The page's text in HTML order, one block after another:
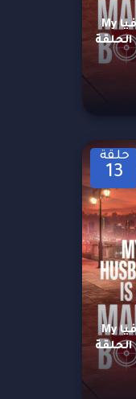
مسلسل زوجي زعيم مافيا My
Husband is a Mafia Boss الحلقة
حلقة
13
مسلسل زوجي زعيم مافيا My
Husband is a Mafia Boss الحلقة